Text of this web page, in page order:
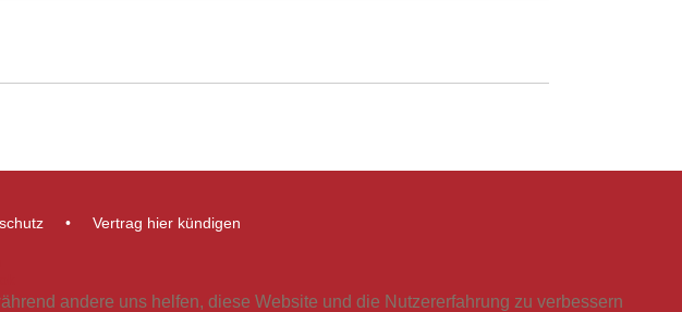
Vertrag hier kündigen
andere uns helfen, diese Website und die Nutzererfahrung zu verbessern